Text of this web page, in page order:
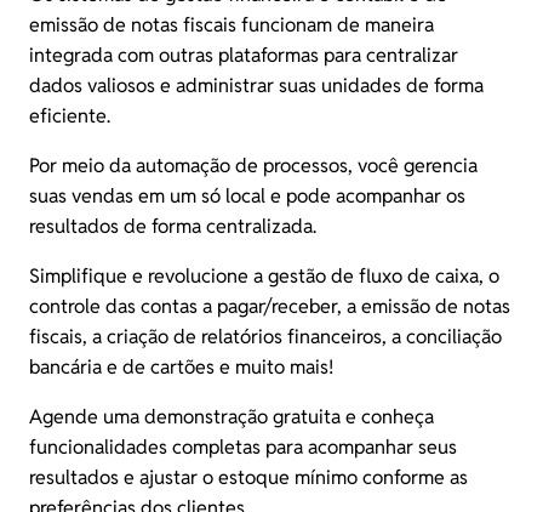
emissão de notas fiscais funcionam de maneira
integrada com outras plataformas para centralizar
dados valiosos e administrar suas unidades de forma
eficiente.
Por meio da automação de processos, você gerencia
suas vendas em um só local e pode acompanhar os
resultados de forma centralizada.
Simplifique e revolucione a gestão de fluxo de caixa, o
controle das contas a pagar/receber, a emissão de notas
fiscais, a criação de relatórios financeiros, a conciliação
bancária e de cartões e muito mais!
Agende uma demonstração gratuitae conheça
funcionalidades completas para acompanhar seus
resultados e ajustar o estoque mínimo conforme as